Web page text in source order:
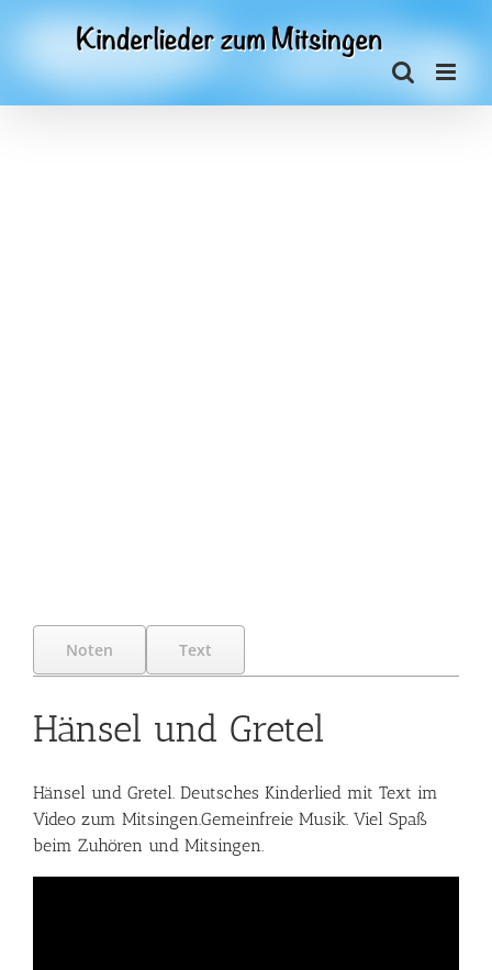
Noten Text
Hänsel und Gretel
Hänsel und Gretel. Deutsches Kinderlied mit Text im
Video zum Mitsingen.Gemeinfreie Musik. Viel Spaß
beim Zuhören und Mitsingen.